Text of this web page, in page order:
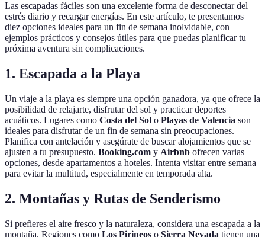
Las escapadas fáciles son una excelente forma de desconectar del
estrés diario y recargar energías. En este artículo, te presentamos
diez opciones ideales para un fin de semana inolvidable, con
ejemplos prácticos y consejos útiles para que puedas planificar tu
próxima aventura sin complicaciones.
1. Escapada a la Playa
Un viaje a la playa es siempre una opción ganadora, ya que ofrece la
posibilidad de relajarte, disfrutar del sol y practicar deportes
acuáticos. Lugares como Costa del Sol o Playas de Valencia son
ideales para disfrutar de un fin de semana sin preocupaciones.
Planifica con antelación y asegúrate de buscar alojamientos que se
ajusten a tu presupuesto. Booking.com y Airbnb ofrecen varias
opciones, desde apartamentos a hoteles. Intenta visitar entre semana
para evitar la multitud, especialmente en temporada alta.
2. Montañas y Rutas de Senderismo
Si prefieres el aire fresco y la naturaleza, considera una escapada a la
montaña. Regiones como Los Pirineos o Sierra Nevada tienen una